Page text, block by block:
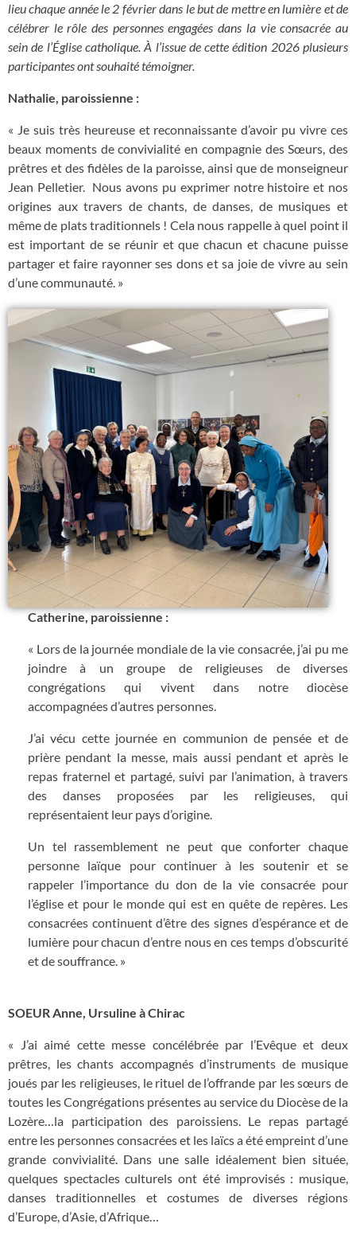
lieu chaque année le 2 février dans le but de mettre en lumière et de
célébrer le rôle des personnes engagées dans la vie consacrée au
sein de l’Église catholique. À l’issue de cette édition 2026 plusieurs
participantes ont souhaité témoigner.
Nathalie, paroissienne :
« Je suis très heureuse et reconnaissante d’avoir pu vivre ces
beaux moments de convivialité en compagnie des Sœurs, des
prêtres et des fidèles de la paroisse, ainsi que de monseigneur
Jean Pelletier. Nous avons pu exprimer notre histoire et nos
origines aux travers de chants, de danses, de musiques et
même de plats traditionnels ! Cela nous rappelle à quel point il
est important de se réunir et que chacun et chacune puisse
partager et faire rayonner ses dons et sa joie de vivre au sein
d’une communauté. »
Catherine, paroissienne :
« Lors de la journée mondiale de la vie consacrée, j’ai pu me
joindre à un groupe de religieuses de diverses
congrégations qui vivent dans notre diocèse
accompagnées d’autres personnes.
J’ai vécu cette journée en communion de pensée et de
prière pendant la messe, mais aussi pendant et après le
repas fraternel et partagé, suivi par l’animation, à travers
des danses proposées par les religieuses, qui
représentaient leur pays d’origine.
Un tel rassemblement ne peut que conforter chaque
personne laïque pour continuer à les soutenir et se
rappeler l’importance du don de la vie consacrée pour
l’église et pour le monde qui est en quête de repères. Les
consacrées continuent d’être des signes d’espérance et de
lumière pour chacun d’entre nous en ces temps d’obscurité
et de souffrance. »
SOEUR Anne, Ursuline à Chirac
« J’ai aimé cette messe concélébrée par l’Evêque et deux
prêtres, les chants accompagnés d’instruments de musique
joués par les religieuses, le rituel de l’offrande par les sœurs de
toutes les Congrégations présentes au service du Diocèse de la
Lozère…la participation des paroissiens. Le repas partagé
entre les personnes consacrées et les laïcs a été empreint d’une
grande convivialité. Dans une salle idéalement bien située,
quelques spectacles culturels ont été improvisés : musique,
danses traditionnelles et costumes de diverses régions
d’Europe, d’Asie, d’Afrique…